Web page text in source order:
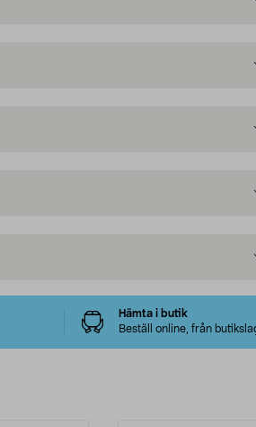
Hämta i butik
Beställ online, från